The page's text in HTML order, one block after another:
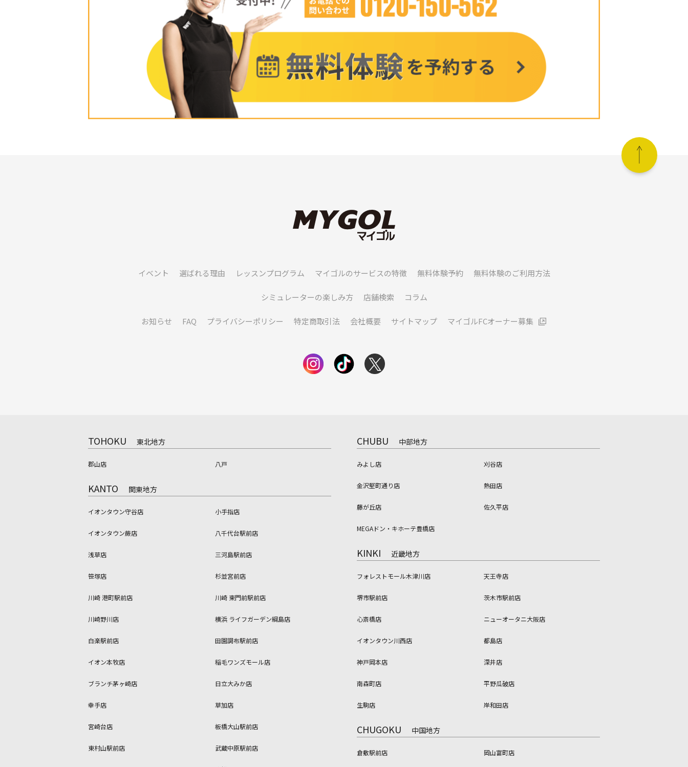
イベント 選ばれる理由 レッスンプログラム マイゴルのサービスの特徴 無料体験予約 無料体験のご利用方法
シミュレーターの楽しみ方 店舗検索 コラム
お知らせ FAQ プライバシーポリシー 特定商取引法 会社概要 サイトマップ マイゴルFCオーナー募集
TOHOKU 東北地方
郡山店 八戸
KANTO 関東地方
イオンタウン守谷店 小手指店
イオンタウン蕨店 八千代台駅前店
浅草店 三河島駅前店
笹塚店 杉並宮前店
川崎 港町駅前店 川崎 東門前駅前店
川崎野川店 横浜 ライフガーデン綱島店
白楽駅前店 田園調布駅前店
イオン本牧店 稲毛ワンズモール店
ブランチ茅ヶ崎店 日立大みか店
幸手店 草加店
宮崎台店 板橋大山駅前店
東村山駅前店 武蔵中原駅前店
CHUBU 中部地方
みよし店 刈谷店
金沢堅町通り店 熱田店
藤が丘店 佐久平店
MEGAドン・キホーテ豊橋店
KINKI 近畿地方
フォレストモール木津川店 天王寺店
堺市駅前店 茨木市駅前店
心斎橋店 ニューオータニ大阪店
イオンタウン川西店 都島店
神戸岡本店 深井店
南森町店 平野瓜破店
生駒店 岸和田店
CHUGOKU 中国地方
倉敷駅前店 岡山富町店